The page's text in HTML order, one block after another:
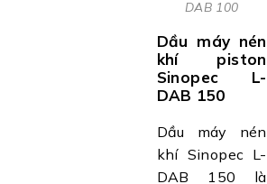
DAB 100
Dầu máy nén
khí piston
Sinopec L-
DAB 150
Dầu máy nén
khí Sinopec L-
DAB 150 là